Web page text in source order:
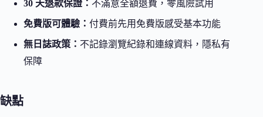
30 天退款保證： 不滿意全額退費，零風險試用
免費版可體驗： 付費前先用免費版感受基本功能
無日誌政策： 不記錄瀏覽紀錄和連線資料，隱私有
保障
缺點